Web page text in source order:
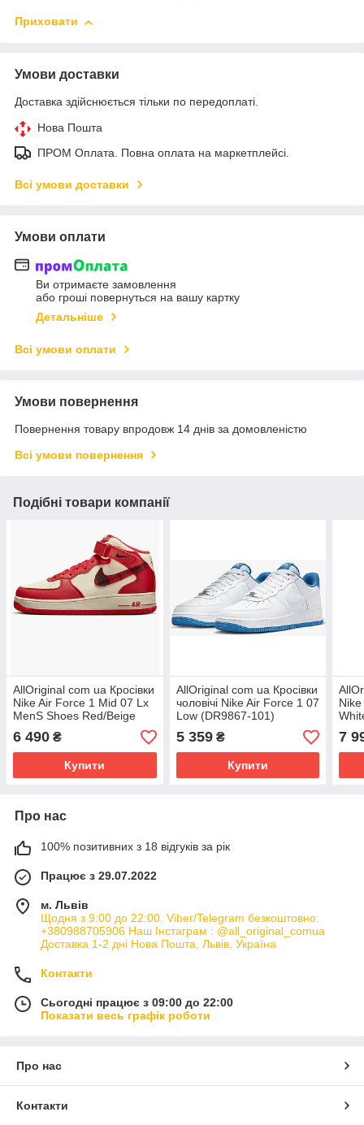
Приховати
Умови доставки
Доставка здійснюється тільки по передоплаті.
Нова Пошта
ПРОМ Оплата. Повна оплата на маркетплейсі.
Всі умови доставки
Умови оплати
Ви отримаєте замовлення
або гроші повернуться на вашу картку
Детальніше
Всі умови оплати
Умови повернення
Повернення товару впродовж 14 днів за домовленістю
Всі умови повернення
Подібні товари компанії
AllOriginal com ua Кросівки
Nike Air Force 1 Mid 07 Lx
MenS Shoes Red/Beige
DV0792-101 РОЗМІРИ
ЗАПИТУЙТЕ
6 490 ₴
Купити
AllOriginal com ua Кросівки
чоловічі Nike Air Force 1 07
Low (DR9867-101)
РОЗМІРИ ЗАПИТУЙТЕ
5 359₴
Купити
7
Про нас
100% позитивних з 18 відгуків за рік
Працює з 29.07.2022
м. Львів
Щодня з 9:00 до 22:00. Viber/Telegram безкоштовно:
+380988705906 Наш Інстаграм : @all_original_comua
Доставка 1-2 дні Нова Пошта, Львів, Україна
Контакти
Сьогодні працює з 09:00 до 22:00
Показати весь графік роботи
Про нас
Контакти